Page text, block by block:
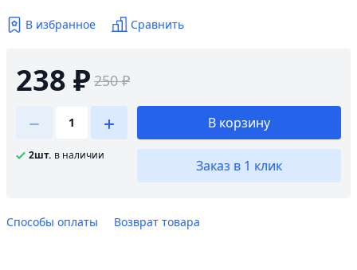
В избранное Сравнить
238 ₽ 250 ₽
2шт. в наличии
В корзину
Заказ в 1 клик
Способы оплаты Возврат товара